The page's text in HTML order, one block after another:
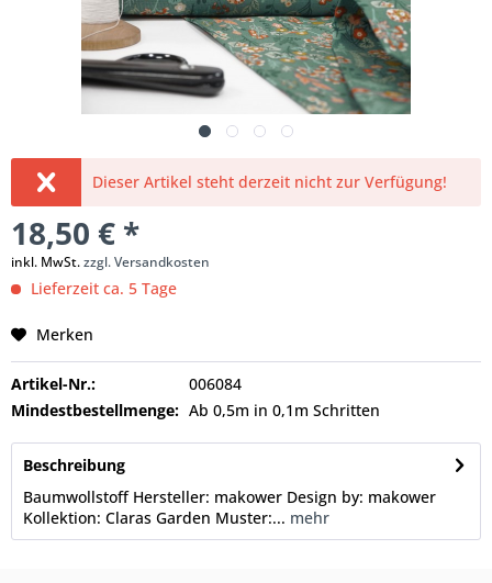
Dieser Artikel steht derzeit nicht zur Verfügung!
18,50 € *
inkl. MwSt.zzgl. Versandkosten
Lieferzeit ca. 5 Tage
Merken
Artikel-Nr.:
006084
Mindestbestellmenge: Ab 0,5m in 0,1m Schritten
Beschreibung
Baumwollstoff Hersteller: makower Design by: makower
Kollektion: Claras Garden Muster:... mehr